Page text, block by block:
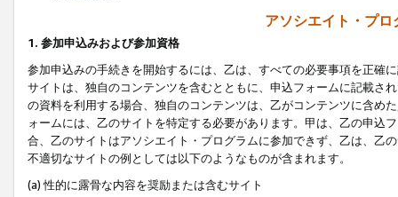
アソシエイト・プ
1. 参加申込みおよび参加資格
参加申込みの手続きを開始するには、乙は、すべての必要事項を正確
サイトは、独自のコンテンツを含むとともに、申込フォームに記載さ
の資料を利用する場合、独自のコンテンツは、乙がコンテンツに含め
ォームには、乙のサイトを特定する必要があります。甲は、乙の申込
合、乙のサイトはアソシエイト・プログラムに参加できず、乙は、乙
不適切なサイトの例としては以下のようなものが含まれます。
(a) 性的に露骨な内容を奨励または含むサイト